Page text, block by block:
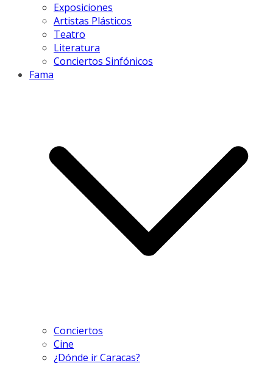
Exposiciones
Artistas Plásticos
Teatro
Literatura
Conciertos Sinfónicos
Fama
Conciertos
Cine
¿Dónde ir Caracas?